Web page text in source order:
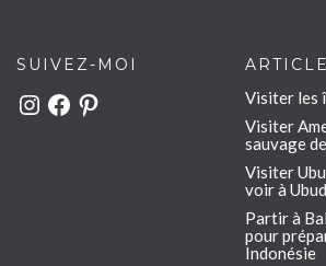
SUIVEZ-MOI
Instagram
FacebookPinterest
Visiter les
Visiter
sauvage
Visiter
voir à
Partir à
pour
Indonésie